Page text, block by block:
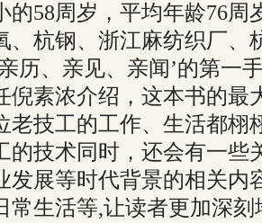
的58周岁，平均年龄76
、杭钢、浙江麻纺织厂、
历、亲见、亲闻’的第一
倪素浓介绍，这本书的最
老技工的工作、生活都栩
的技术同时，还会有一些
发展等时代背景的相关内
常生活等,让读者更加深